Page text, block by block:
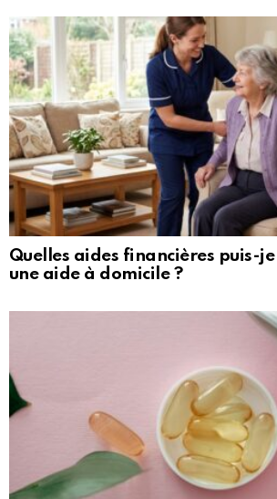
Quelles aides financières puis-
une aide à domicile ?